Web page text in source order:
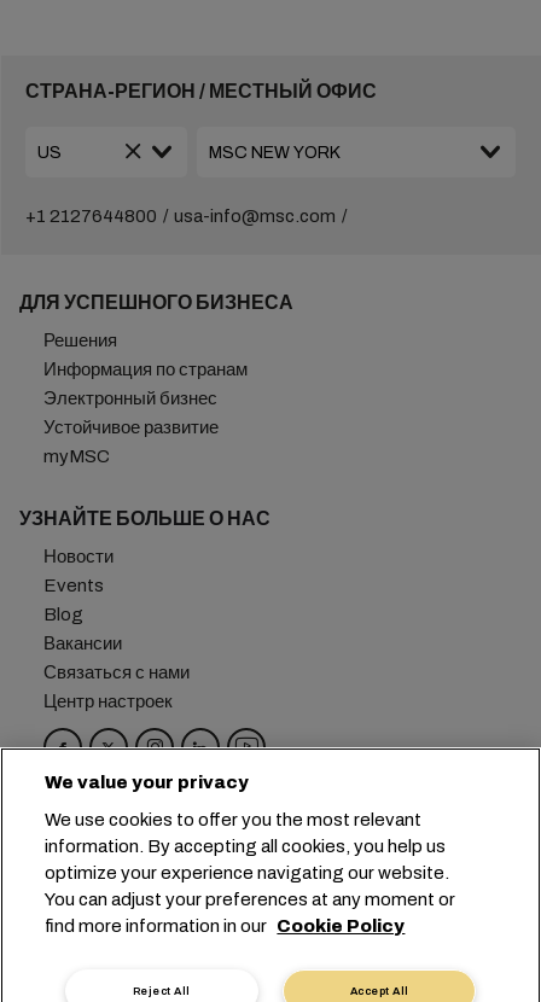
СТРАНА-РЕГИОН / МЕСТНЫЙ ОФИС
+1 2127644800 usa-info@msc.com
ДЛЯ УСПЕШНОГО БИЗНЕСА
Решения
Информация по странам
Электронный бизнес
Устойчивое развитие
myMSC
УЗНАЙТЕ БОЛЬШЕ О НАС
Новости
Events
Blog
Вакансии
Связаться с нами
Центр настроек
Головной офис: +41 227038888
info@msc.com
Chemin Rieu 12, 1208 Geneva
Switzerland
Настройка файлов cookie
Конфиденциальность данных
Условия пользования
We value your privacy
We use cookies to offer you the most relevant
information. By accepting all cookies, you help us
optimize your experience navigating our website.
You can adjust your preferences at any moment or
find more information in our Cookie Policy
Accept All
Reject All